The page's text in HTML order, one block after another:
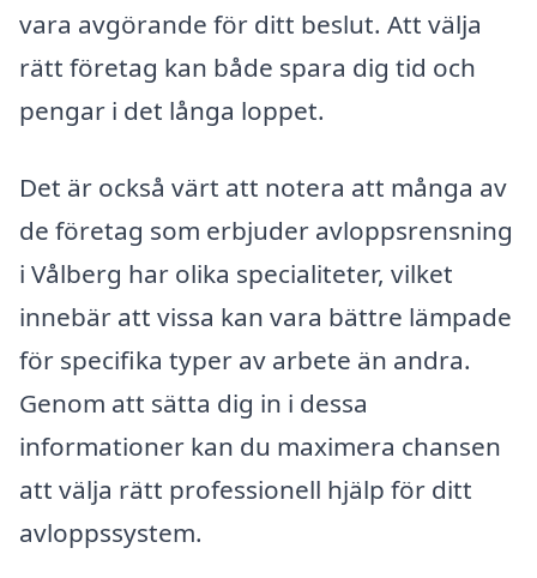
vara avgörande för ditt beslut. Att välja
rätt företag kan både spara dig tid och
pengar i det långa loppet.
Det är också värt att notera att många av
de företag som erbjuder avloppsrensning
i Vålberg har olika specialiteter, vilket
innebär att vissa kan vara bättre lämpade
för specifika typer av arbete än andra.
Genom att sätta dig in i dessa
informationer kan du maximera chansen
att välja rätt professionell hjälp för ditt
avloppssystem.